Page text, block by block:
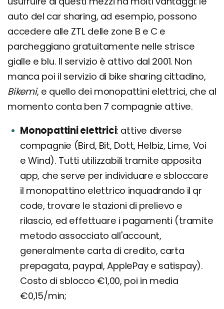
auto del car sharing, ad esempio, possono
accedere alle ZTL delle zone B e C e
parcheggiano gratuitamente nelle strisce
gialle e blu. Il servizio è attivo dal 2001. Non
manca poi il servizio di bike sharing cittadino,
Bikemi, e quello dei monopattini elettrici, che al
momento conta ben 7 compagnie attive.
Monopattini elettrici attive diverse
compagnie (Bird, Bit, Dott, Helbiz, Lime, Voi
e Wind). Tutti utilizzabili tramite apposita
app, che serve per individuare e sbloccare
il monopattino elettrico inquadrando il qr
code, trovare le stazioni di prelievo e
rilascio, ed effettuare i pagamenti (tramite
metodo assocciato all'account,
generalmente carta di credito, carta
prepagata, paypal, ApplePay e satispay).
Costo di sblocco €1,00, poi in media
€0,15/min;